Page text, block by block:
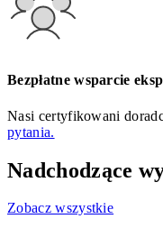
Bezpłatne wsparcie
Nasi certyfikowani
pytania.
Nadchodzące
Zobacz wszystkie